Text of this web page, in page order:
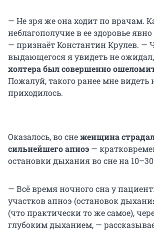
— Не зря же она ходит по врачам.
неблагополучие в ее здоровье явно
— признаёт Константин Крулев. —
выдающегося я увидеть не
холтера был совершенно
Пожалуй, такого ранее мне видеть
приходилось.
Оказалось, во снеженщина
сильнейшего апноэ —
остановки дыхания во сне на
— Всё время ночного сна у
участков апноэ (остановок
(что практически то же самое),
глубоким дыханием, —